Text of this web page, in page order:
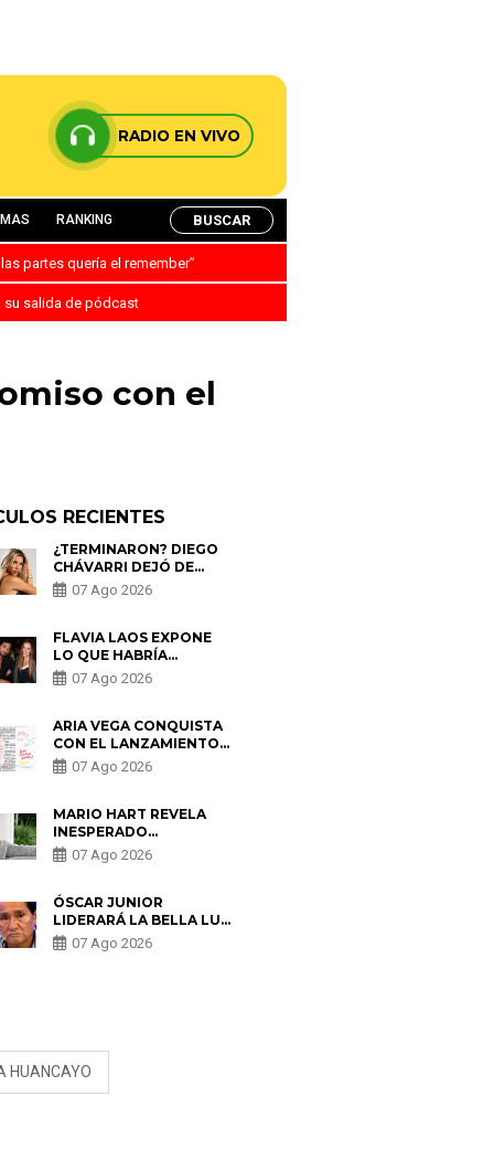
RADIO EN VIVO
RANKING BUSCAR
partes quería el remember”
su salida de pódcast
con el
RECIENTES
¿TERMINARON? DIEGO
CHÁVARRI DEJÓ DE
SEGUIR A GABRIELA
HERRERA Y ANUNCIA SU
07 Ago 2026
FLAVIA LAOS EXPONE
LO QUE HABRÍA
BUSCADO PABLO
HEREDIA CON ALE
PARTES QUERÍA EL
REMEMBER”
07 Ago 2026
ARIA VEGA CONQUISTA
CON EL LANZAMIENTO
DE “TOTOTO (+4)”
07 Ago 2026
MARIO HART REVELA
INESPERADO
PROBLEMA DE SALUD
ANTES DE SEPARARSE
ENCONTRARON UN
TUMOR”
07 Ago 2026
ÓSCAR JUNIOR
LIDERARÁ LA BELLA LUZ
TRAS SALIDA DE SU
PADRE POR POLÉMICA
07 Ago 2026
HUANCAYO